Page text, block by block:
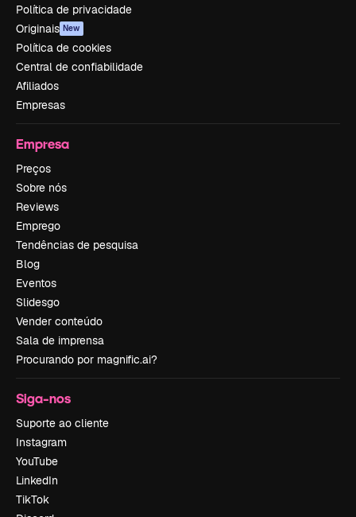
Política de privacidade
Originais New
Política de cookies
Central de confiabilidade
Afiliados
Empresas
Empresa
Preços
Sobre nós
Reviews
Emprego
Tendências de pesquisa
Blog
Eventos
Slidesgo
Vender conteúdo
Sala de imprensa
Procurando por magnific.ai?
Siga-nos
Suporte ao cliente
Instagram
YouTube
LinkedIn
TikTok